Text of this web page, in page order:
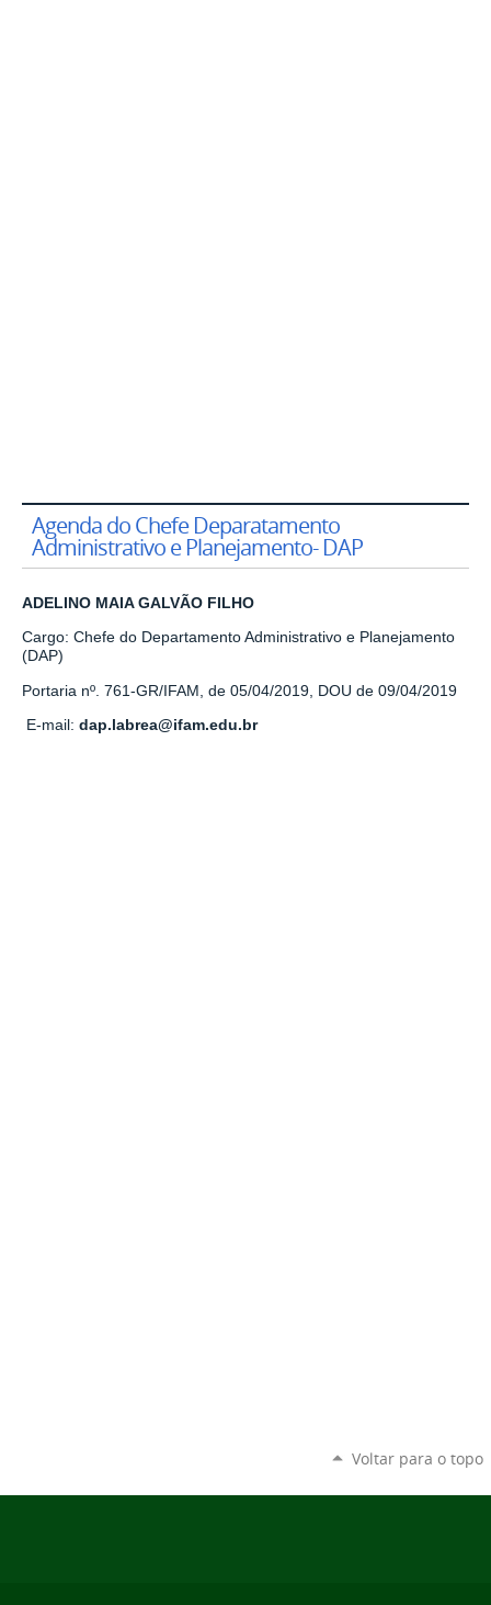
Agenda do Chefe Deparatamento
Administrativo e Planejamento- DAP
ADELINO MAIA GALVÃO FILHO
Cargo: Chefe do Departamento Administrativo e Planejamento
(DAP)
Portaria nº. 761-GR/IFAM, de 05/04/2019, DOU de 09/04/2019
E-mail: dap.labrea@ifam.edu.br
Voltar para o topo